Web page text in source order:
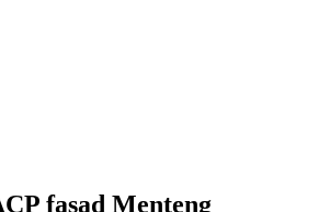
fasad Menteng